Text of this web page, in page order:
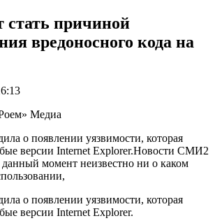
стать причиной
вредоносного кода на
Медиа
о появлении уязвимости, которая
версии Internet Explorer.Новости СМИ2
момент неизвестно ни о каком
о появлении уязвимости, которая
версии Internet Explorer.